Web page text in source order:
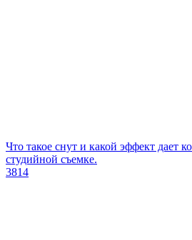
Что такое снут и какой эффект дает
студийной съемке.
3814